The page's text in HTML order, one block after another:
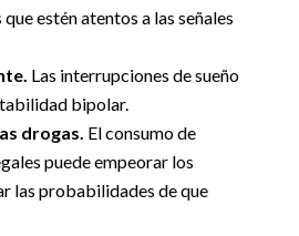
estén atentos a las señales
Las interrupciones de sueño
bipolar.
drogas. El consumo de
puede empeorar los
las probabilidades de que